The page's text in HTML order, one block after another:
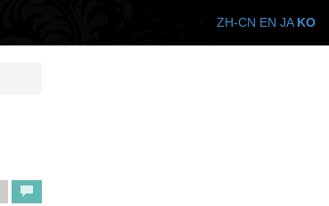
ZH-CN EN JA KO